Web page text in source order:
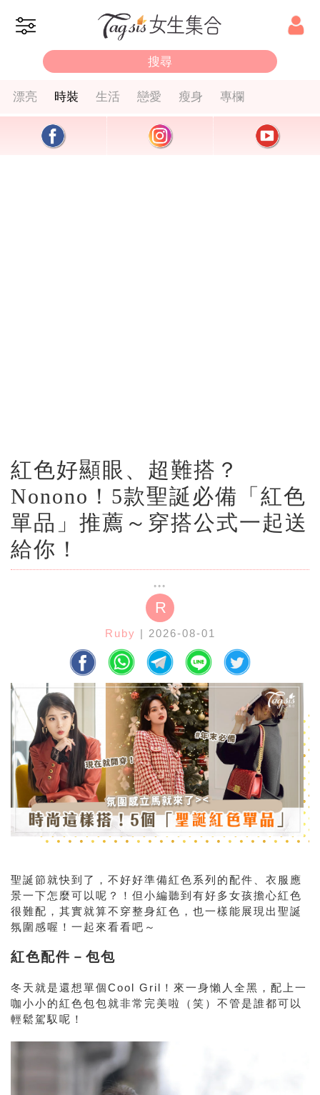
漂亮 時裝 生活 戀愛 瘦身 專欄
紅色好顯眼、超難搭？
Nonono！5款聖誕必備「紅色
單品」推薦～穿搭公式一起送
給你！
R
Ruby | 2026-08-01
聖誕節就快到了，不好好準備紅色系列的配件、衣服應
景一下怎麼可以呢？！但小編聽到有好多女孩擔心紅色
很難配，其實就算不穿整身紅色，也一樣能展現出聖誕
氛圍感喔！一起來看看吧～
紅色配件－包包
冬天就是還想單個Cool Gril！來一身懶人全黑，配上一
咖小小的紅色包包就非常完美啦（笑）不管是誰都可以
輕鬆駕馭呢！